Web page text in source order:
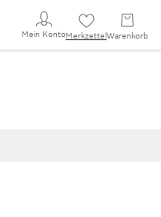
Mein KontoMerkzettel Warenkorb